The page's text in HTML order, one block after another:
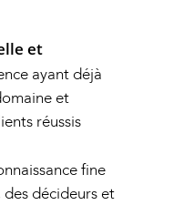
et
ayant déjà
et
réussis
fine
décideurs et